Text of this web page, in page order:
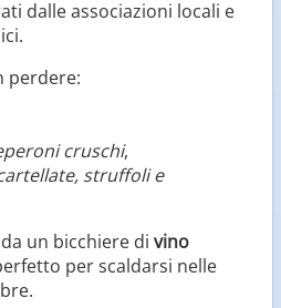
dalle associazioni locali e
perdere:
cruschi,
struffoli e
un bicchiere di vino
per scaldarsi nelle